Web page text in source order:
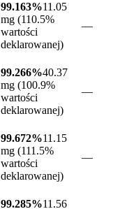
99.163%11.05
mg (110.5%
wartości
deklarowanej)
—
99.266%40.37
mg (100.9%
wartości
deklarowanej)
—
99.672%11.15
mg (111.5%
wartości
deklarowanej)
—
99.285%11.56